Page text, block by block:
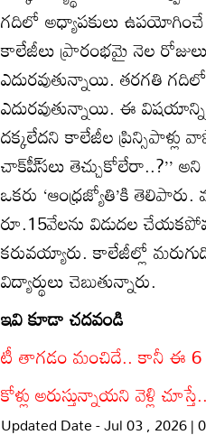
గదిలో అధ్యాపకులు ఉపయోగించే
కాలేజీలు ప్రారంభమై నెల
ఎదురవుతున్నాయి. తరగతి
ఎదురవుతున్నాయి. ఈ విషయాన్ని
దక్కలేదని కాలేజీల ప్రిన్సిపాళ్లు
చాక్‌పీ్‌సలు తెచ్చుకోలేరా..?’’
ఒకరు ‘ఆంధ్రజ్యోతి’కి
రూ.15వేలను విడుదల
కరువయ్యారు. కాలేజీల్లో
విద్యార్థులు చెబుతున్నారు.
ఇవి కూడా చదవండి
టీ తాగడం మంచిదే.. కానీ ఈ 6
కోళ్లు అరుస్తున్నాయని వెళ్లి
Updated Date - Jul 03 , 2026 |